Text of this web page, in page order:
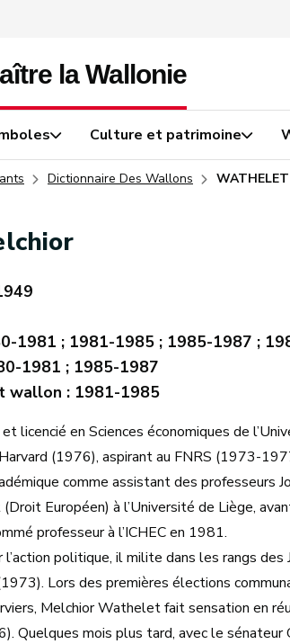
Culture et patrimoine
Dictionnaire Des Wallons
1981 ; 1981-1985 ; 1985-1987 ;
1981 ; 1985-1987
wallon : 1981-1985
licencié en Sciences économiques de
(1976), aspirant au FNRS (1973-
comme assistant des professeurs
Européen) à l’Université de Liège,
professeur à l’ICHEC en 1981.
politique, il milite dans les rangs des
Lors des premières élections
Melchior Wathelet fait sensation en
Quelques mois plus tard, avec le